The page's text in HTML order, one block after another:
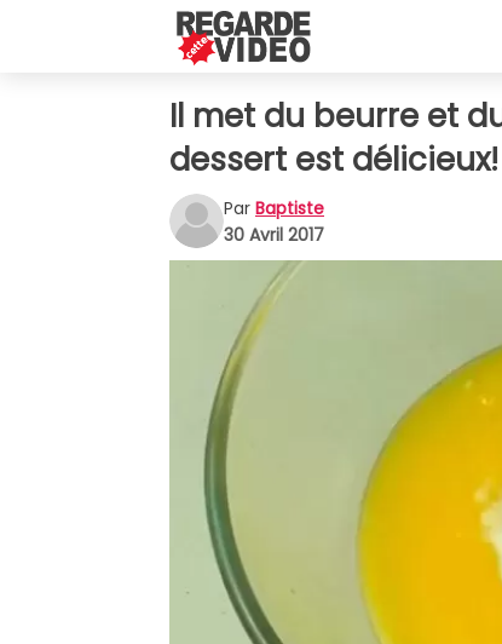
Il met du beurre et
dessert est délicieux!
Par Baptiste
30 Avril 2017